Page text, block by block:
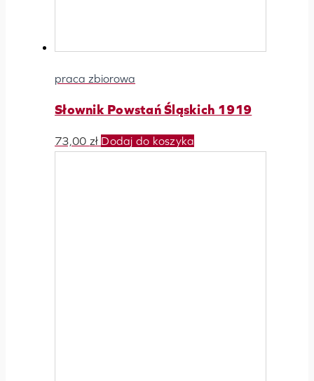
praca zbiorowa
Słownik Powstań Śląskich 1919
73,00 zł Dodaj do koszyka